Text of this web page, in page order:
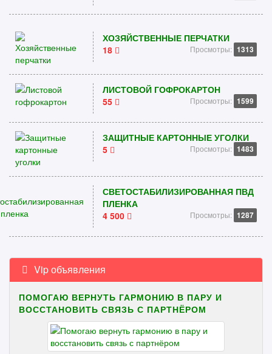
ХОЗЯЙСТВЕННЫЕ ПЕРЧАТКИ
18
Просмотры: 1313
ЛИСТОВОЙ ГОФРОКАРТОН
55
Просмотры: 1599
ЗАЩИТНЫЕ КАРТОННЫЕ УГОЛКИ
5
Просмотры: 1483
СВЕТОСТАБИЛИЗИРОВАННАЯ ПВД
ПЛЕНКА
4 500
Просмотры: 1287
Vip объявления
ПОМОГАЮ ВЕРНУТЬ ГАРМОНИЮ В ПАРУ И
ВОССТАНОВИТЬ СВЯЗЬ С ПАРТНЁРОМ